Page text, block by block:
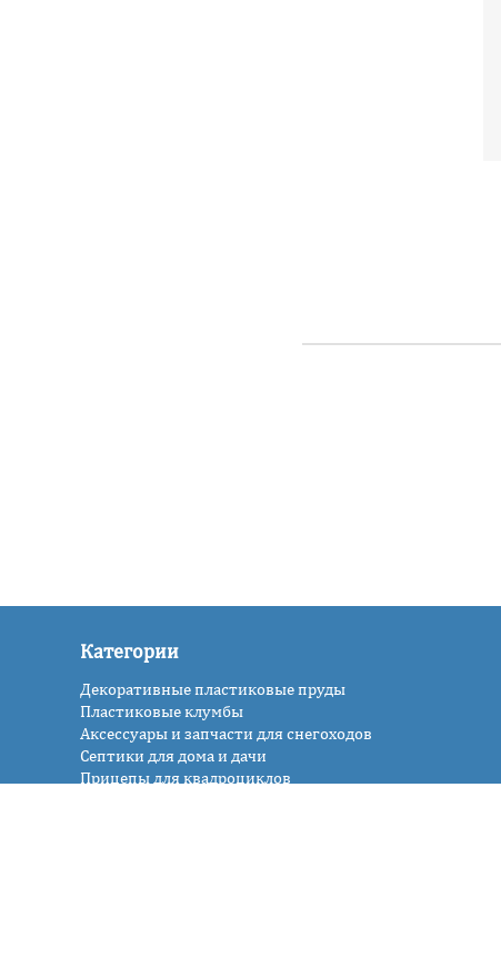
Категории
Декоративные пластиковые пруды
Пластиковые клумбы
Аксессуары и запчасти для снегоходов
Септики для дома и дачи
Прицепы для квадроциклов